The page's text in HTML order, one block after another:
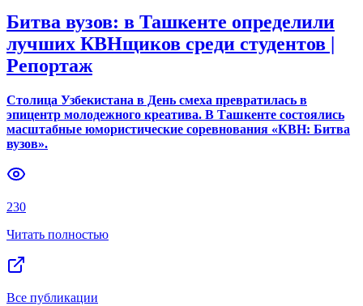
Битва вузов: в Ташкенте определили
лучших КВНщиков среди студентов |
Репортаж
Столица Узбекистана в День смеха превратилась в
эпицентр молодежного креатива. В Ташкенте состоялись
масштабные юмористические соревнования «КВН: Битва
вузов».
230
Читать полностью
Все публикации